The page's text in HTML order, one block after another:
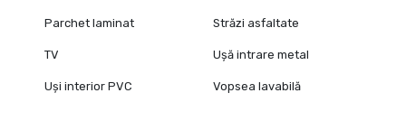
Parchet laminat Străzi asfaltate
TV Ușă intrare metal
Uși interior PVC Vopsea lavabilă